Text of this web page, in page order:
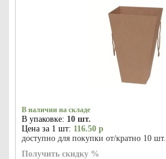
В наличии на складе
В упаковке: 10 шт.
Цена за 1 шт: 116.50 р
доступно для покупки от/кратно 10 шт.
Получить скидку %